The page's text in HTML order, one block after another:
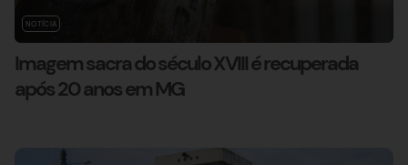
NOTÍCIA
Imagem sacra do século XVIII é recuperada
após 20 anos em MG